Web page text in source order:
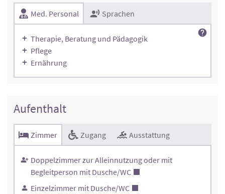
Med. Personal Sprachen
Therapie, Beratung und Pädagogik
Pflege
Ernährung
Aufenthalt
Zimmer Zugang Ausstattung
Doppelzimmer zur Alleinnutzung oder mit
Begleitperson mit Dusche/WC
Einzelzimmer mit Dusche/WC